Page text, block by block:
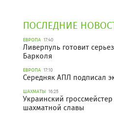
ПОСЛЕДНИЕ
ЕВРОПА 17:40
Ливерпуль готовит
Барколя
ЕВРОПА 17:10
Середняк АПЛ подписал
ШАХМАТЫ 16:25
Украинский
шахматной славы